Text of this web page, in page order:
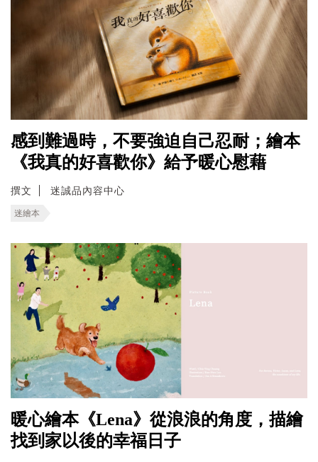
感到難過時，不要強迫自己忍耐；繪本
《我真的好喜歡你》給予暖心慰藉
撰文 迷誠品內容中心
迷繪本
暖心繪本《Lena》從浪浪的角度，描繪
找到家以後的幸福日子